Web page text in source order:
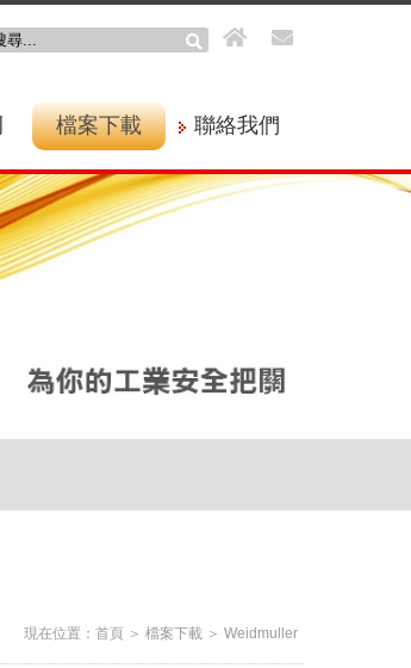
檔案下載 聯絡我們
現在位置： 首頁 ＞ 檔案下載 ＞ Weidmuller